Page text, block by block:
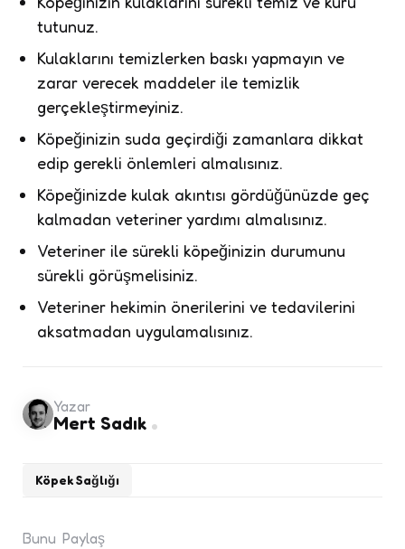
tutunuz.
Kulaklarını temizlerken baskı yapmayın ve
zarar verecek maddeler ile temizlik
gerçekleştirmeyiniz.
Köpeğinizin suda geçirdiği zamanlara dikkat
edip gerekli önlemleri almalısınız.
Köpeğinizde kulak akıntısı gördüğünüzde geç
kalmadan veteriner yardımı almalısınız.
Veteriner ile sürekli köpeğinizin durumunu
sürekli görüşmelisiniz.
Veteriner hekimin önerilerini ve tedavilerini
aksatmadan uygulamalısınız.
Köpek Sağlığı
Yazar
Mert Sadık
Bunu Paylaş